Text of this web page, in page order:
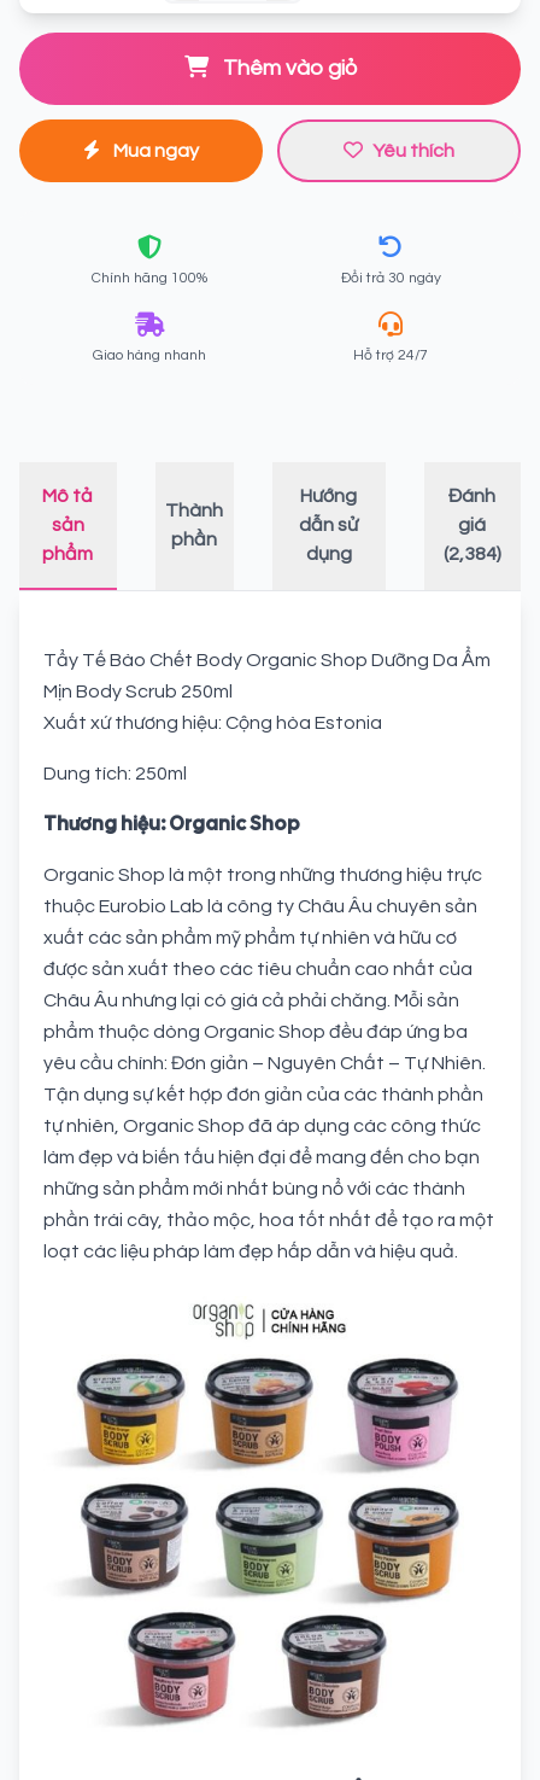
Thêm vào giỏ
Mua ngay Yêu thích
Chính hãng 100% Đổi trả 30 ngày
Giao hàng nhanh Hỗ trợ 24/7
Mô tả
sản
phẩm
Thành
phần
Hướng
dẫn sử
dụng
Đánh
giá
(2,384)
Tẩy Tế Bào Chết Body Organic Shop Dưỡng Da Ẩm
Mịn Body Scrub 250ml
Xuất xứ thương hiệu: Cộng hòa Estonia
Dung tích: 250ml
Thương hiệu: Organic Shop
Organic Shop là một trong những thương hiệu trực
thuộc Eurobio Lab là công ty Châu Âu chuyên sản
xuất các sản phẩm mỹ phẩm tự nhiên và hữu cơ
được sản xuất theo các tiêu chuẩn cao nhất của
Châu Âu nhưng lại có giá cả phải chăng. Mỗi sản
phẩm thuộc dòng Organic Shop đều đáp ứng ba
yêu cầu chính: Đơn giản – Nguyên Chất – Tự Nhiên.
Tận dụng sự kết hợp đơn giản của các thành phần
tự nhiên, Organic Shop đã áp dụng các công thức
làm đẹp và biến tấu hiện đại để mang đến cho bạn
những sản phẩm mới nhất bùng nổ với các thành
phần trái cây, thảo mộc, hoa tốt nhất để tạo ra một
loạt các liệu pháp làm đẹp hấp dẫn và hiệu quả.